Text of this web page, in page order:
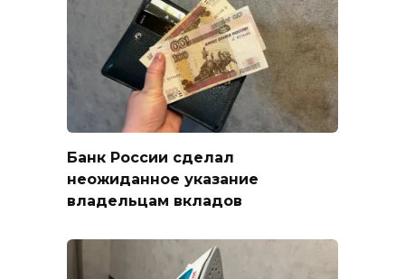
Банк России сделал
неожиданное указание
владельцам вкладов